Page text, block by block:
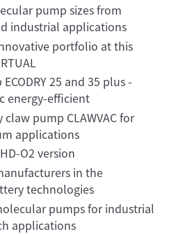
pump sizes from
industrial applications
portfolio at this
25 and 35 plus -
energy-efficient
pump CLAWVAC for
applications
O2 version
in the
technologies
pumps for industrial
applications